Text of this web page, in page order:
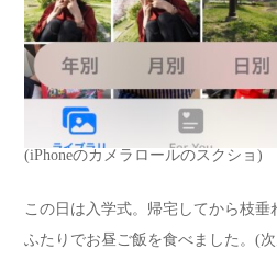
(iPhoneのカメラロールのスクショ)
この日は入学式。帰宅してから枝
ふたりでお昼ご飯を食べました。(